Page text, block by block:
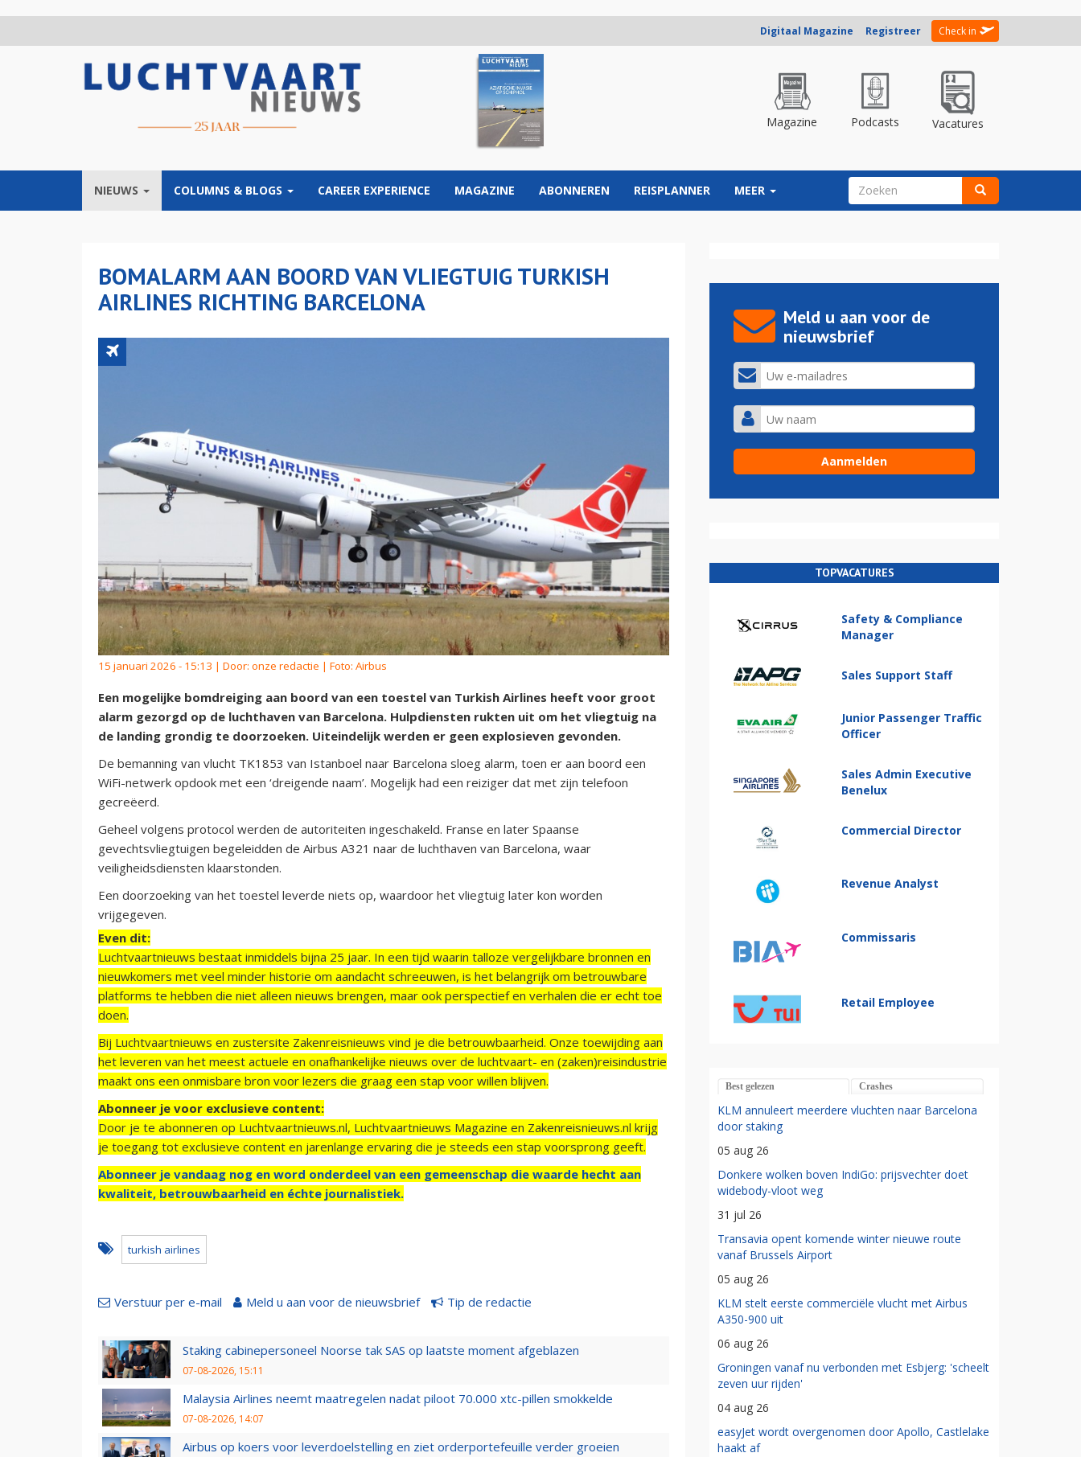
Digitaal Magazine Registreer Check in
Magazine Podcasts Vacatures
NIEUWS COLUMNS & BLOGS CAREER EXPERIENCE MAGAZINE ABONNEREN REISPLANNER MEER ZOEKVELD
BOMALARM AAN BOORD VAN VLIEGTUIG TURKISH
AIRLINES RICHTING BARCELONA
15 januari 2026 - 15:13 | Door: onze redactie | Foto: Airbus
Een mogelijke bomdreiging aan boord van een toestel van Turkish Airlines heeft voor groot
alarm gezorgd op de luchthaven van Barcelona. Hulpdiensten rukten uit om het vliegtuig na
de landing grondig te doorzoeken. Uiteindelijk werden er geen explosieven gevonden.
De bemanning van vlucht TK1853 van Istanboel naar Barcelona sloeg alarm, toen er aan boord een
WiFi-netwerk opdook met een ‘dreigende naam’. Mogelijk had een reiziger dat met zijn telefoon
gecreëerd.
Geheel volgens protocol werden de autoriteiten ingeschakeld. Franse en later Spaanse
gevechtsvliegtuigen begeleidden de Airbus A321 naar de luchthaven van Barcelona, waar
veiligheidsdiensten klaarstonden.
Een doorzoeking van het toestel leverde niets op, waardoor het vliegtuig later kon worden
vrijgegeven.
Even dit:
Luchtvaartnieuws bestaat inmiddels bijna 25 jaar. In een tijd waarin talloze vergelijkbare bronnen en
nieuwkomers met veel minder historie om aandacht schreeuwen, is het belangrijk om betrouwbare
platforms te hebben die niet alleen nieuws brengen, maar ook perspectief en verhalen die er echt toe
doen.
Bij Luchtvaartnieuws en zustersite Zakenreisnieuws vind je die betrouwbaarheid. Onze toewijding aan
het leveren van het meest actuele en onafhankelijke nieuws over de luchtvaart- en (zaken)reisindustrie
maakt ons een onmisbare bron voor lezers die graag een stap voor willen blijven.
Abonneer je voor exclusieve content:
Door je te abonneren op Luchtvaartnieuws.nl, Luchtvaartnieuws Magazine en Zakenreisnieuws.nl krijg
je toegang tot exclusieve content en jarenlange ervaring die je steeds een stap voorsprong geeft.
Abonneer je vandaag nog en word onderdeel van een gemeenschap die waarde hecht aan
kwaliteit, betrouwbaarheid en échte journalistiek.
turkish airlines
Verstuur per e-mail Meld u aan voor de nieuwsbrief Tip de redactie
Staking cabinepersoneel Noorse tak SAS op laatste moment afgeblazen
07-08-2026, 15:11
Malaysia Airlines neemt maatregelen nadat piloot 70.000 xtc-pillen smokkelde
07-08-2026, 14:07
Airbus op koers voor leverdoelstelling en ziet orderportefeuille verder groeien
Meld u aan voor de
nieuwsbrief
TOPVACATURES
Safety & Compliance
Manager
Sales Support Staff
Junior Passenger Traffic
Officer
Sales Admin Executive
Benelux
Commercial Director
Revenue Analyst
Commissaris
Retail Employee
Best gelezen Crashes
KLM annuleert meerdere vluchten naar Barcelona
door staking
05 aug 26
Donkere wolken boven IndiGo: prijsvechter doet
widebody-vloot weg
31 jul 26
Transavia opent komende winter nieuwe route
vanaf Brussels Airport
05 aug 26
KLM stelt eerste commerciële vlucht met Airbus
A350-900 uit
06 aug 26
Groningen vanaf nu verbonden met Esbjerg: 'scheelt
zeven uur rijden'
04 aug 26
easyJet wordt overgenomen door Apollo, Castlelake
haakt af